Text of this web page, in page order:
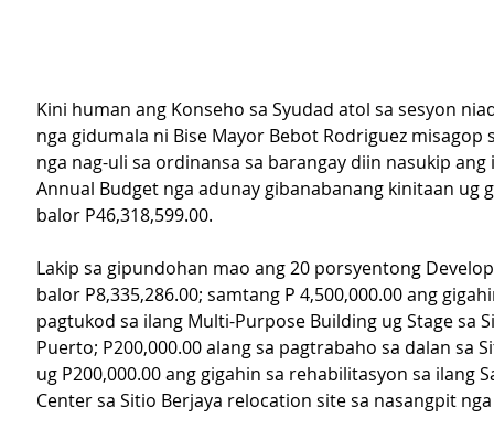
Kini human ang Konseho sa Syudad atol sa sesyon
nga gidumala ni Bise Mayor Bebot Rodriguez
nga nag-uli sa ordinansa sa barangay diin nasukip ang
Annual Budget nga adunay gibanabanang kinitaan ug
balor P46,318,599.00.
Lakip sa gipundohan mao ang 20 porsyentong
balor P8,335,286.00; samtang P 4,500,000.00 ang
pagtukod sa ilang Multi-Purpose Building ug Stage sa
Puerto; P200,000.00 alang sa pagtrabaho sa dalan sa
ug P200,000.00 ang gigahin sa rehabilitasyon sa ilang
Center sa Sitio Berjaya relocation site sa nasangpit